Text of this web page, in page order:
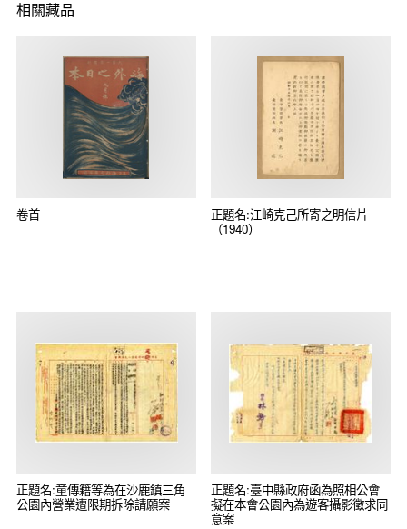
相關藏品
卷首
正題名:江崎克己所寄之明信片
（1940）
正題名:童傳籍等為在沙鹿鎮三角
公園內營業遭限期拆除請願案
正題名:臺中縣政府函為照相公會
擬在本會公園內為遊客攝影徵求同
意案